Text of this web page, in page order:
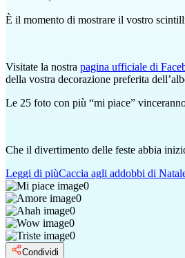
È il momento di mostrare il vostro
Visitate la nostra pagina ufficiale di
della vostra decorazione preferita
Le 25 foto con più “mi piace”
Che il divertimento delle feste abbia
Leggi di piùCaccia agli addobbi di
0
0
0
0
0
Condividi